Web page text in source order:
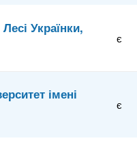
Українки,
є
імені
є